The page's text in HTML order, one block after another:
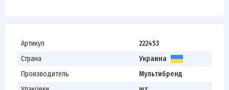
Артикул
222453
Страна
Украина
Производитель
Мультибренд